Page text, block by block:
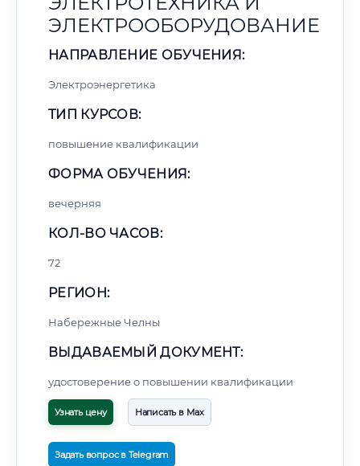
ЭЛЕКТРООБОРУДОВАНИЕ
НАПРАВЛЕНИЕ ОБУЧЕНИЯ:
Электроэнергетика
ТИП КУРСОВ:
повышение квалификации
ФОРМА ОБУЧЕНИЯ:
вечерняя
КОЛ-ВО ЧАСОВ:
72
РЕГИОН:
Набережные Челны
ВЫДАВАЕМЫЙ ДОКУМЕНТ:
удостоверение о повышении квалификации
Узнать цену Написать в Max
Задать вопрос в Telegram